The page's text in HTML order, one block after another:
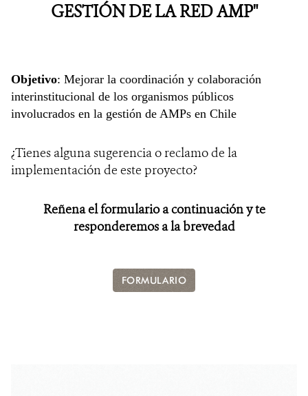
GESTIÓN DE LA RED AMP"
Objetivo: Mejorar la coordinación y colaboración
interinstitucional de los organismos públicos
involucrados en la gestión de AMPs en Chile
¿Tienes alguna sugerencia o reclamo de la
implementación de este proyecto?
Reñena el formulario a continuación y te
responderemos a la brevedad
FORMULARIO